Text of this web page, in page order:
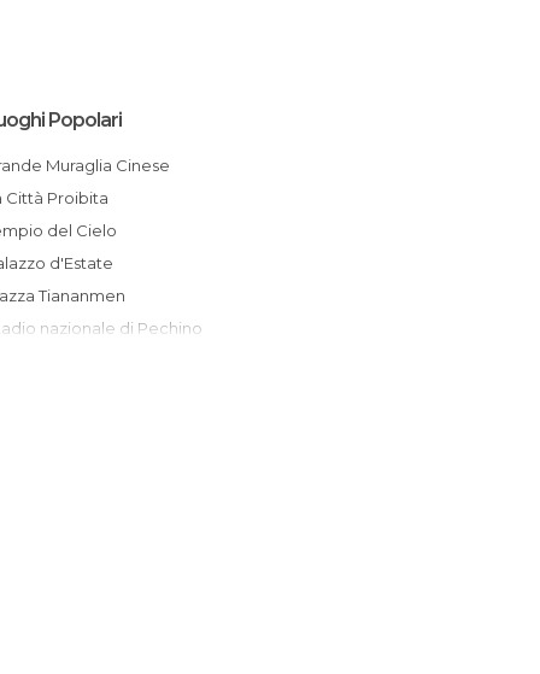
Popolari
Muraglia Cinese
Città Proibita
del Cielo
d'Estate
Tiananmen
nazionale di Pechino